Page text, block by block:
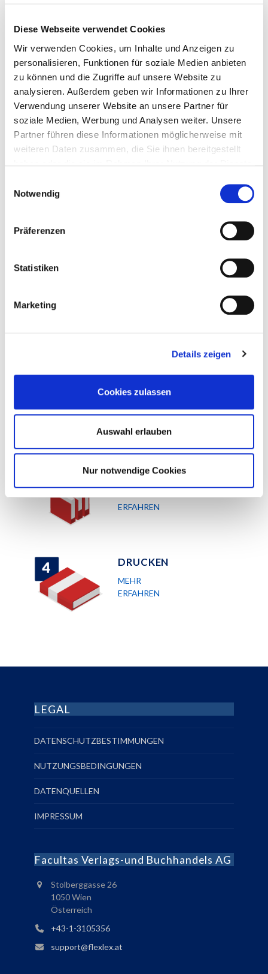
Diese Webseite verwendet Cookies
Wir verwenden Cookies, um Inhalte und Anzeigen zu
personalisieren, Funktionen für soziale Medien anbieten
zu können und die Zugriffe auf unsere Website zu
analysieren. Außerdem geben wir Informationen zu Ihrer
Verwendung unserer Website an unsere Partner für
soziale Medien, Werbung und Analysen weiter. Unsere
Partner führen diese Informationen möglicherweise mit
weiteren Daten zusammen, die Sie ihnen bereitgestellt
Notwendig
Präferenzen
Statistiken
Marketing
Details zeigen
Cookies zulassen
Auswahl erlauben
Nur notwendige Cookies
Abschnitte wählen“ können Sie beliebige Paragraphen oder
sein sollen.Benennen Sie abschließend Ihre Sammlung mit
einem von Ihnen gewählten Buchtitel und speichern Sie die
SAMMLUNGEN auffindbar und kann jederzeit von Ihnen
bearbeitet und aktualisiert werden.
Weitere hilfreiche Tutorials:Fassung erstellen|
Fassungsvergleich erstellen
Instagram
Facebook
LinkedIn
E-
in 4 Schritten
ERFAHREN
VERWALTEN
MEHR
VERGLEICHEN
MEHR
ERFAHREN
DRUCKEN
MEHR
ERFAHREN
LEGAL
DATENSCHUTZBESTIMMUNGEN
NUTZUNGSBEDINGUNGEN
DATENQUELLEN
IMPRESSUM
Facultas Verlags-und Buchhandels AG
Stolberggasse 26
1050 Wien
Österreich
+43-1-3105356
support@flexlex.at